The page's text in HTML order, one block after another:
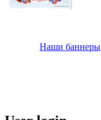
Наши баннеры